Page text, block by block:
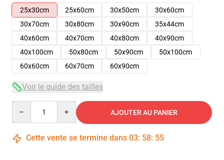
25x30cm
25x60cm 30x50cm
30x60cm
30x70cm
30x80cm 30x90cm
35x44cm
40x60cm
40x70cm 40x80cm
40x90cm
40x100cm
50x80cm 50x90cm
50x100cm
60x60cm
60x70cm 60x90cm
Voir le guide des tailles
AJOUTER AU PANIER
Cette vente se termine dans 03: 58: 54